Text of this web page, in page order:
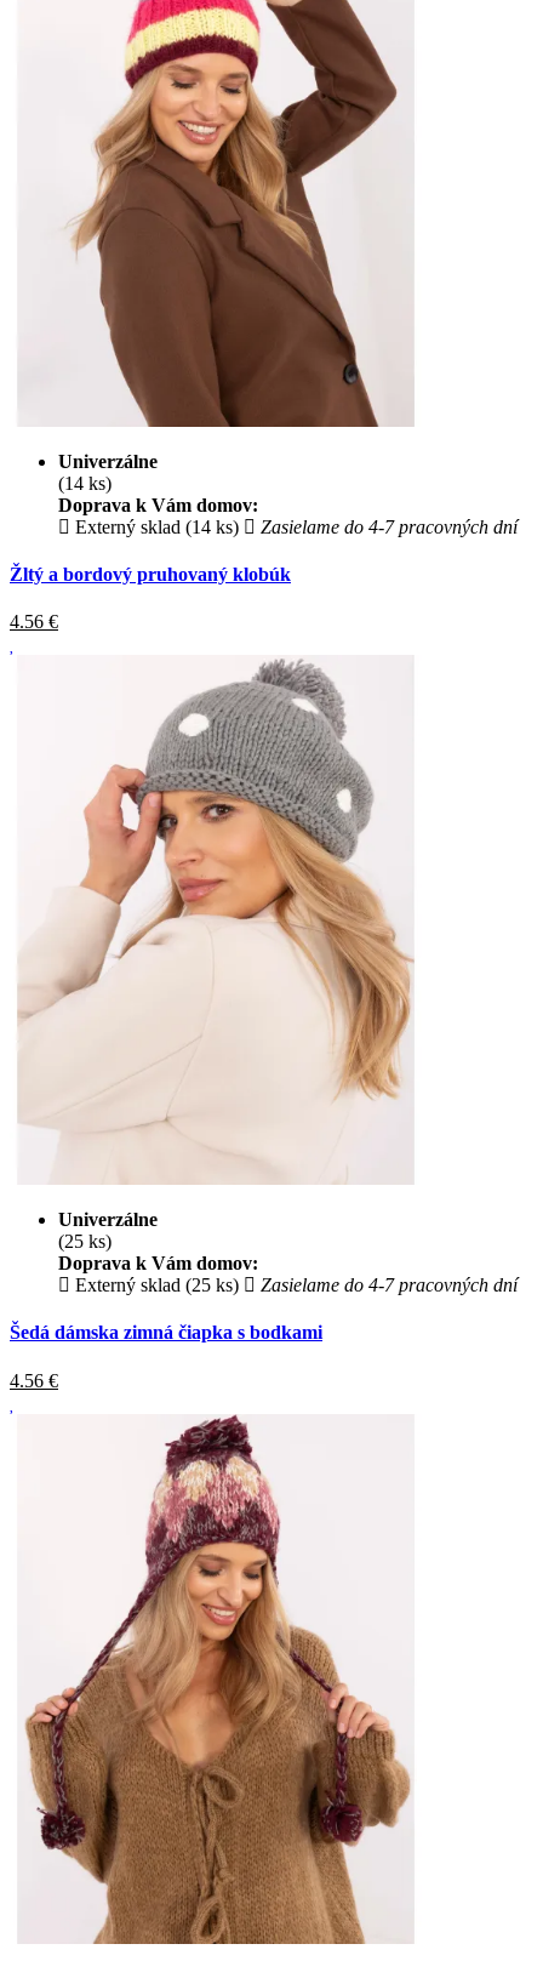
Univerzálne
(14 ks)
Doprava k Vám domov:
Externý sklad (14 ks)
Zasielame do 4-7 pracovných dní
Žltý a bordový pruhovaný klobúk
4.56 €
Univerzálne
(25 ks)
Doprava k Vám domov:
Externý sklad (25 ks)
Zasielame do 4-7 pracovných dní
Šedá dámska zimná čiapka s bodkami
4.56 €